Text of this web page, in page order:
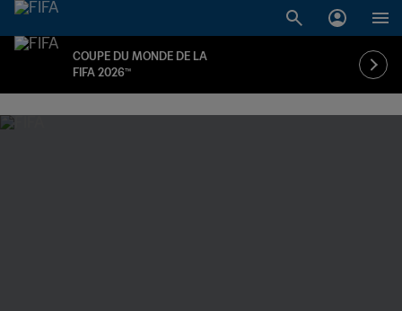
COUPE DU MONDE DE LA
FIFA 2026™